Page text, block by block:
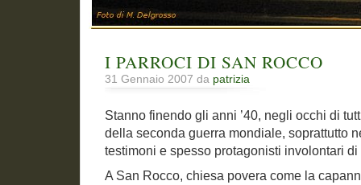
I PARROCI DI SAN ROCCO
31 Gennaio 2007 da patrizia
Stanno finendo gli anni ’40, negli occhi di
della seconda guerra mondiale, soprattutto
testimoni e spesso protagonisti involontari
A San Rocco, chiesa povera come la